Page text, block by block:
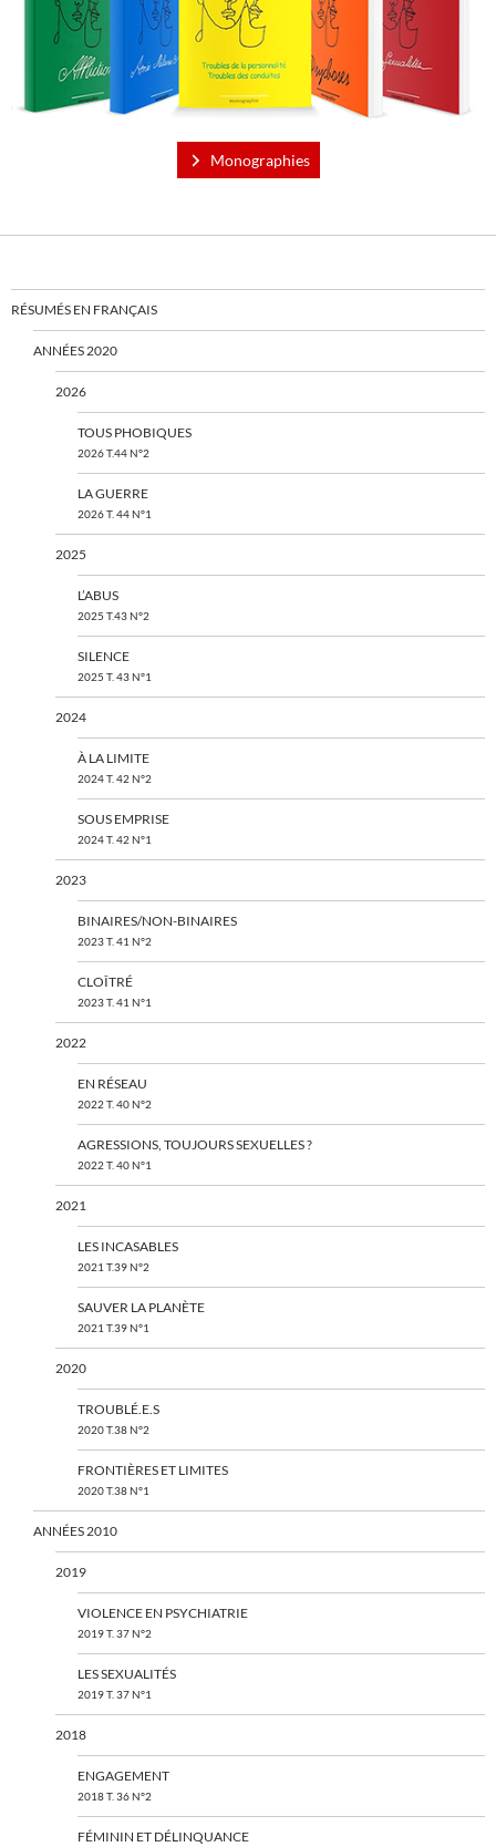
Monographies
RÉSUMÉS EN FRANÇAIS
ANNÉES 2020
2026
TOUS PHOBIQUES
2026 T.44 N°2
LA GUERRE
2026 T. 44 N°1
2025
L’ABUS
2025 T.43 N°2
SILENCE
2025 T. 43 N°1
2024
À LA LIMITE
2024 T. 42 N°2
SOUS EMPRISE
2024 T. 42 N°1
2023
BINAIRES/NON-BINAIRES
2023 T. 41 N°2
CLOÎTRÉ
2023 T. 41 N°1
2022
EN RÉSEAU
2022 T. 40 N°2
AGRESSIONS, TOUJOURS SEXUELLES ?
2022 T. 40 N°1
2021
LES INCASABLES
2021 T.39 N°2
SAUVER LA PLANÈTE
2021 T.39 N°1
2020
TROUBLÉ.E.S
2020 T.38 N°2
FRONTIÈRES ET LIMITES
2020 T.38 N°1
ANNÉES 2010
2019
VIOLENCE EN PSYCHIATRIE
2019 T. 37 N°2
LES SEXUALITÉS
2019 T. 37 N°1
2018
ENGAGEMENT
2018 T. 36 N°2
FÉMININ ET DÉLINQUANCE